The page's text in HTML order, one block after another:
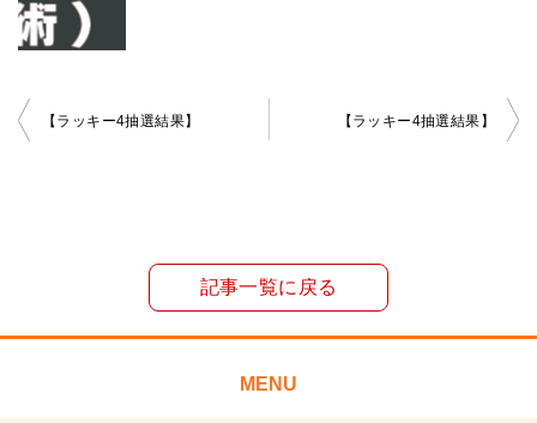
投
シ
【ラッキー4抽選結果】 【ラッキー4抽選結果】
記事一覧に戻る
MENU